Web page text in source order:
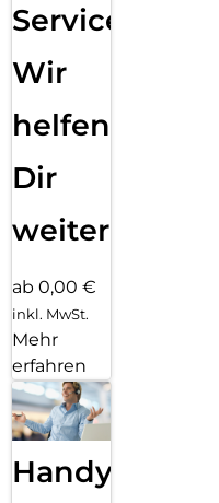
Service:
Wir
helfen
Dir
weiter
ab 0,00 €
inkl. MwSt.
Mehr
erfahren
Handy